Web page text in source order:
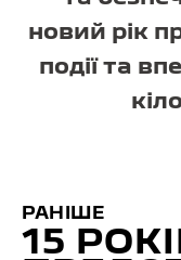
новий рік
події та
РАНІШЕ
15